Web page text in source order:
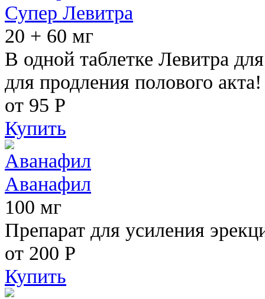
Супер Левитра
20 + 60 мг
В одной таблетке Левитра
для продления полового акта!
от 95 Р
Купить
Аванафил
100 мг
Препарат для усиления
от 200 Р
Купить